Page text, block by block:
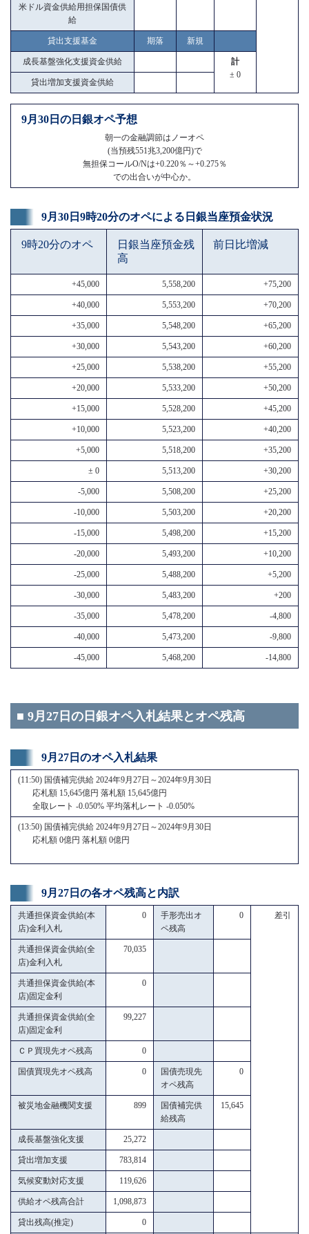
米ドル資金供給用担保国債供
給
貸出支援基金 期落 新規
成長基盤強化支援資金供給
計
± 0
貸出増加支援資金供給
9月30日の日銀オペ予想
朝一の金融調節はノーオペ
(当預残551兆3,200億円)で
無担保コールO/Nは+0.220％～+0.275％
での出合いが中心か。
9月30日9時20分のオペによる日銀当座預金状況
9時20分のオペ
日銀当座預金残
高
前日比増減
+45,000 5,558,200 +75,200
+40,000 5,553,200 +70,200
+35,000 5,548,200 +65,200
+30,000 5,543,200 +60,200
+25,000 5,538,200 +55,200
+20,000 5,533,200 +50,200
+15,000 5,528,200 +45,200
+10,000 5,523,200 +40,200
+5,000 5,518,200 +35,200
± 0 5,513,200 +30,200
-5,000 5,508,200 +25,200
-10,000 5,503,200 +20,200
-15,000 5,498,200 +15,200
-20,000 5,493,200 +10,200
-25,000 5,488,200 +5,200
-30,000 5,483,200 +200
-35,000 5,478,200 -4,800
-40,000 5,473,200 -9,800
-45,000 5,468,200 -14,800
■ 9月27日の日銀オペ入札結果とオペ残高
9月27日のオペ入札結果
(11:50) 国債補完供給 2024年9月27日～2024年9月30日
応札額 15,645億円 落札額 15,645億円
全取レート -0.050% 平均落札レート -0.050%
(13:50) 国債補完供給 2024年9月27日～2024年9月30日
応札額 0億円 落札額 0億円
9月27日の各オペ残高と内訳
共通担保資金供給(本
店)金利入札
0
手形売出オ
ペ残高
0 差引
共通担保資金供給(全
店)金利入札
70,035
共通担保資金供給(本
店)固定金利
0
共通担保資金供給(全
店)固定金利
99,227
ＣＰ買現先オペ残高 0
国債買現先オペ残高 0
国債売現先
オペ残高
0
被災地金融機関支援 899
国債補完供
給残高
15,645
成長基盤強化支援 25,272
貸出増加支援 783,814
気候変動対応支援 119,626
供給オペ残高合計 1,098,873
貸出残高(推定) 0